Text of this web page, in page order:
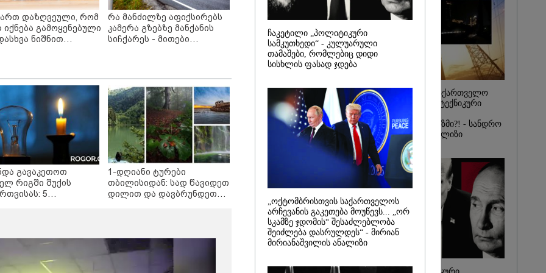
გასვენება
არ მოხდეს, ეს
ისეთი
უნდა
რომ შფოთვა
4-ჯერ თავიდან
პროკურატურას, მათ
გარეშე ეს შედეგი არ
დადგებოდა" - ქეთა
ნიშნით
-
სისტემა
სიჩქარეს - მითები
ფოტორადარებზე
რატომ ჩაბნელდა საქართველო
მესამედ: საბოტაჟი, ტექნიკური
ხარვეზი თუ
არაპროფესიონალიზმი?! - სანდრო
თვალჭრელიძის ანალიზი
დაზღვეული, რომ
იქნება გამოყენებული
ნიშნით
რა მანძილზე აფიქსირებს
კამერა გზებზე მანქანის
სიჩქარეს - მითები
გავაკეთოთ
რიგში შუქის
5
1-დღიანი ტურები
თბილისიდან: სად წავიდეთ
დილით და დავბრუნდეთ
ჩაკეტილი „პოლიტიკური
სამკუთხედი“ - კულუარული
თამაშები, რომლებიც დიდი
სისხლის ფასად ჯდება
„ოქტომბრისთვის საქართველოს
არჩევანის გაკეთება მოუწევს... „ორ
სკამზე ჯდომის“ შესაძლებლობა
შეიძლება დასრულდეს“ - მირიან
მირიანაშვილის ანალიზი